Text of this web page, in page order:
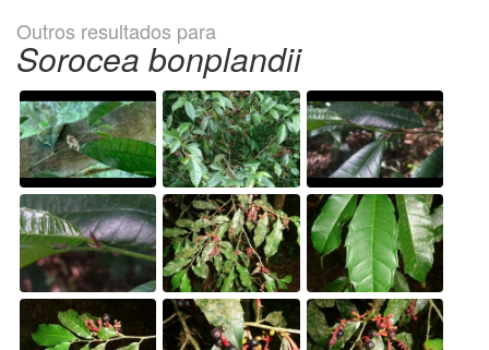
Outros resultados para
Sorocea bonplandii